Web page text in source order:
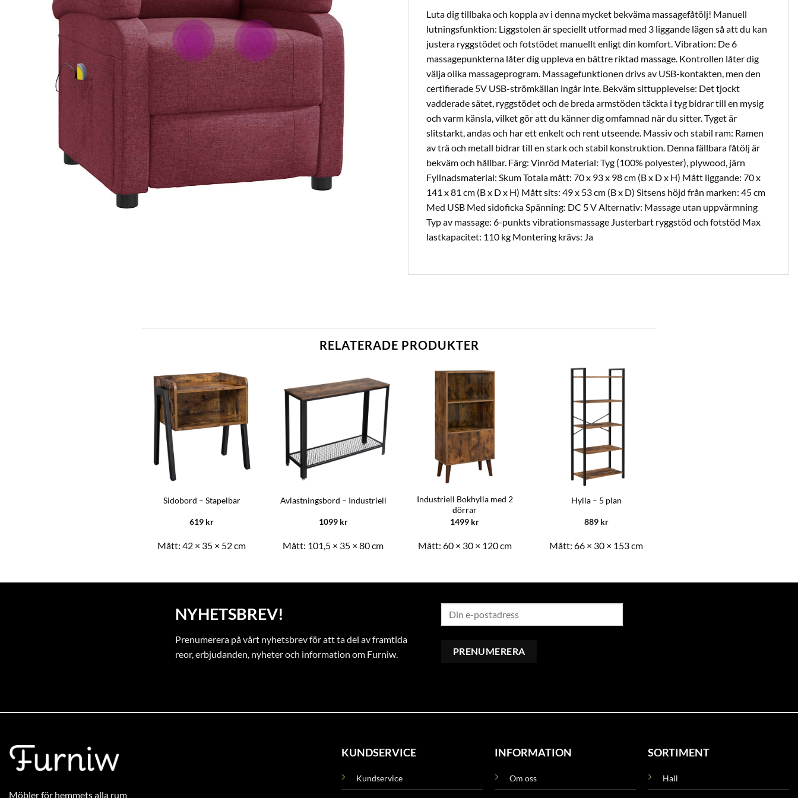
Luta dig tillbaka och koppla av i denna mycket bekväma massagefåtölj! Manuell
lutningsfunktion: Liggstolen är speciellt utformad med 3 liggande lägen så att du kan
justera ryggstödet och fotstödet manuellt enligt din komfort. Vibration: De 6
massagepunkterna låter dig uppleva en bättre riktad massage. Kontrollen låter dig
välja olika massageprogram. Massagefunktionen drivs av USB-kontakten, men den
certifierade 5V USB-strömkällan ingår inte. Bekväm sittupplevelse: Det tjockt
vadderade sätet, ryggstödet och de breda armstöden täckta i tyg bidrar till en mysig
och varm känsla, vilket gör att du känner dig omfamnad när du sitter. Tyget är
slitstarkt, andas och har ett enkelt och rent utseende. Massiv och stabil ram: Ramen
av trä och metall bidrar till en stark och stabil konstruktion. Denna fällbara fåtölj är
bekväm och hållbar. Färg: Vinröd Material: Tyg (100% polyester), plywood, järn
Fyllnadsmaterial: Skum Totala mått: 70 x 93 x 98 cm (B x D x H) Mått liggande: 70 x
141 x 81 cm (B x D x H) Mått sits: 49 x 53 cm (B x D) Sitsens höjd från marken: 45 cm
Med USB Med sidoficka Spänning: DC 5 V Alternativ: Massage utan uppvärmning
Typ av massage: 6-punkts vibrationsmassage Justerbart ryggstöd och fotstöd Max
lastkapacitet: 110 kg Montering krävs: Ja
RELATERADE PRODUKTER
Sidobord – Stapelbar
619 kr
Mått:42 × 35 × 52 cm
Avlastningsbord – Industriell
1099 kr
Mått: 101,5 × 35 × 80 cm
Industriell Bokhylla med 2
dörrar
1499 kr
Mått: 60 × 30 × 120 cm
Hylla – 5 plan
889 kr
Mått:66 × 30 × 153 cm
NYHETSBREV!
Prenumerera på vårt nyhetsbrev för att ta del av framtida
reor, erbjudanden, nyheter och information om Furniw.
Möbler för hemmets alla rum
KUNDSERVICE
Kundservice
INFORMATION
Om oss
SORTIMENT
Hall